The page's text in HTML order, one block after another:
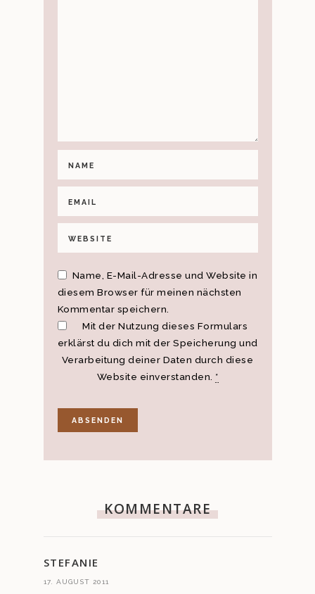
Name, E-Mail-Adresse und Website in
diesem Browser für meinen nächsten
Kommentar speichern.
Mit der Nutzung dieses Formulars
erklärst du dich mit der Speicherung und
Verarbeitung deiner Daten durch diese
Website einverstanden. *
KOMMENTARE
STEFANIE
17. AUGUST 2011